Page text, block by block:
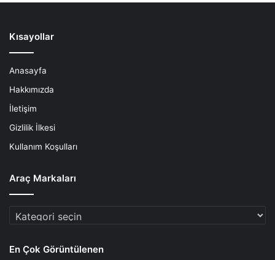
Kısayollar
Anasayfa
Hakkımızda
İletişim
Gizlilik İlkesi
Kullanım Koşulları
Araç Markaları
Araç
En Çok Görüntülenen